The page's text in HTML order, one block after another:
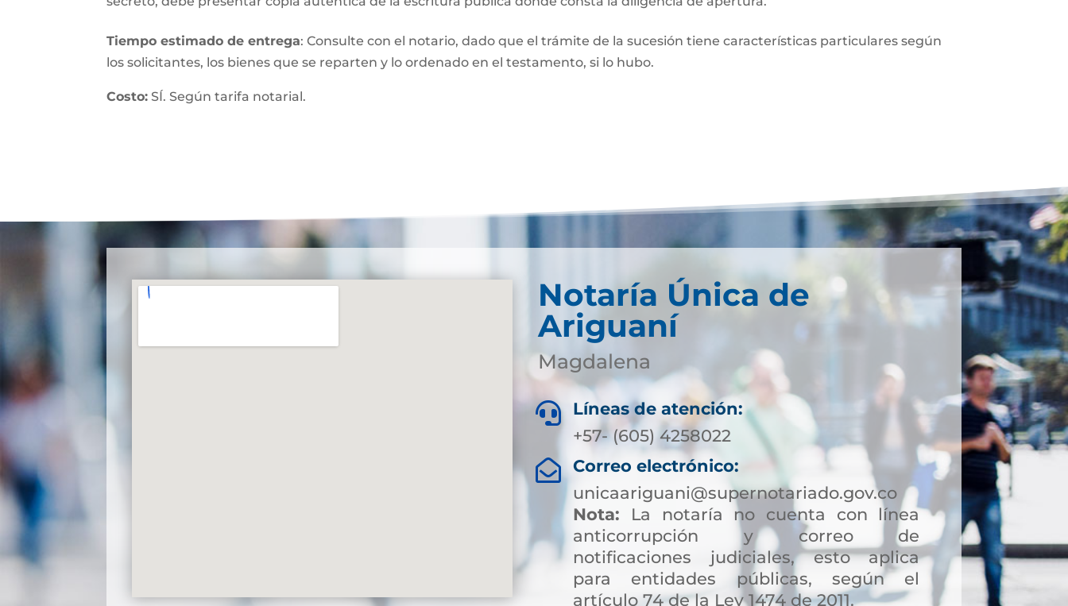
Tiempo estimado de entrega: Consulte con el notario, dado que el trámite de la sucesión tiene características particulares según
los solicitantes, los bienes que se reparten y lo ordenado en el testamento, si lo hubo.
Costo: SÍ. Según tarifa notarial.
Notaría Única de
Ariguaní
Magdalena

Líneas de atención:
+57- (605) 4258022

Correo electrónico:
unicaariguani@supernotariado.gov.co
Nota: La notaría no cuenta con línea
anticorrupción y correo de
notificaciones judiciales, esto aplica
para entidades públicas, según el
artículo 74 de la Ley 1474 de 2011.